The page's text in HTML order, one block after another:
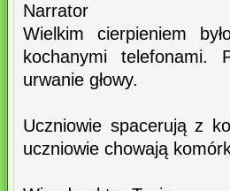
Narrator
Wielkim cierpieniem
kochanymi telefonami.
urwanie głowy.
Uczniowie spacerują z
uczniowie chowają